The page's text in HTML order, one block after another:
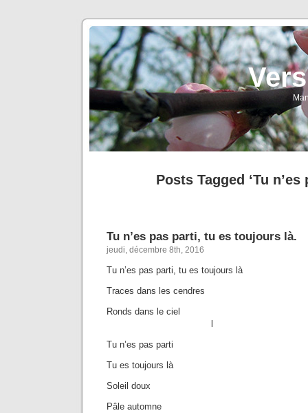
Posts Tagged ‘Tu n’es
Tu n’es pas parti, tu es toujours là.
jeudi, décembre 8th, 2016
Tu n’es pas parti, tu es toujours là
Traces dans les cendres
Ronds
Tu n’es pas parti
Tu es toujours là
Soleil doux
Pâle automne